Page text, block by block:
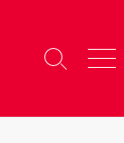
検
り
メ
ー